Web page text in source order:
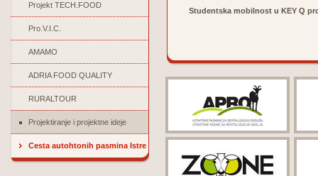
Projekt TECH.FOOD
Pro.V.I.C.
AMAMO
ADRIA FOOD QUALITY
RURALTOUR
Projektiranje i projektne ideje
Cesta autohtonih pasmina Istre
Studentska mobilnost u KEY Q